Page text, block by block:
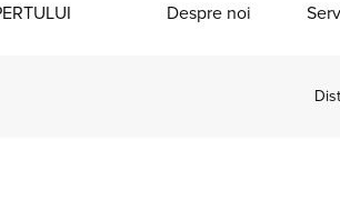
Despre noi